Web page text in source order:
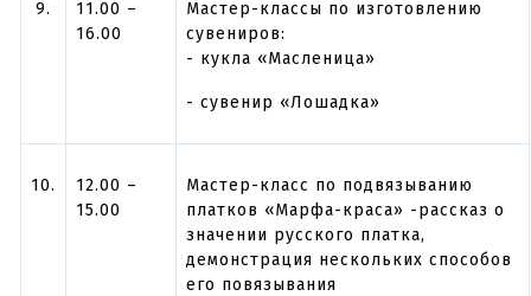
9.
11.00 –
16.00
Мастер-классы по изготовлению
сувениров:
- кукла «Масленица»
- сувенир «Лошадка»
10.
12.00 –
15.00
Мастер-класс по подвязыванию
платков «Марфа-краса» -рассказ о
значении русского платка,
демонстрация нескольких способов
его повязывания